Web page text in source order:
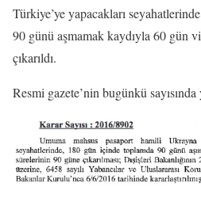
Türkiye’ye yapacakları
90 günü aşmamak kaydıyla 60 gün
çıkarıldı.
Resmi gazete’nin bugünkü